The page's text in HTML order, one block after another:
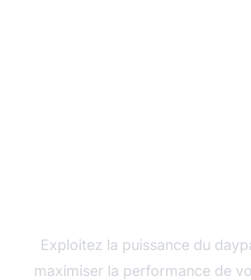
Exploitez la puissance du
maximiser la performance de